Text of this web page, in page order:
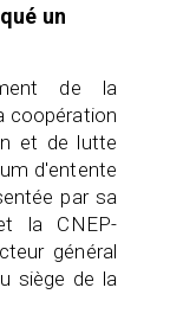
un
de la
coopération
et de lutte
d'entente
par sa
la CNEP-
général
siège de la